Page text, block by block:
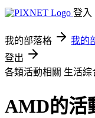
登入
我的部落格 我的
登出
各類活動相關 生活綜
AMD的活